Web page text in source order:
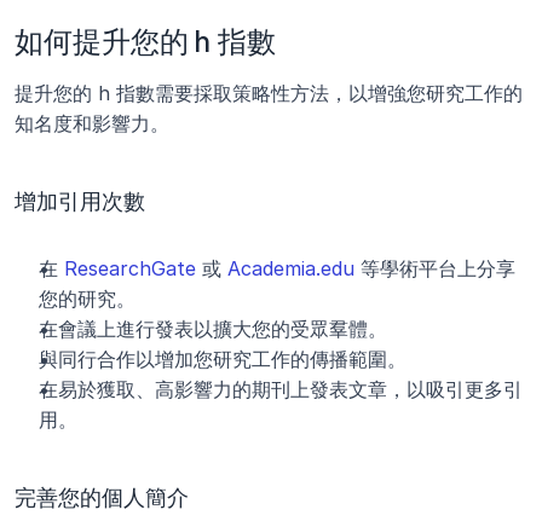
如何提升您的 h 指數
提升您的 h 指數需要採取策略性方法，以增強您研究工作的
知名度和影響力。
增加引用次數
在 ResearchGate 或 Academia.edu 等學術平台上分享
您的研究。
在會議上進行發表以擴大您的受眾羣體。
與同行合作以增加您研究工作的傳播範圍。
在易於獲取、高影響力的期刊上發表文章，以吸引更多引
用。
完善您的個人簡介